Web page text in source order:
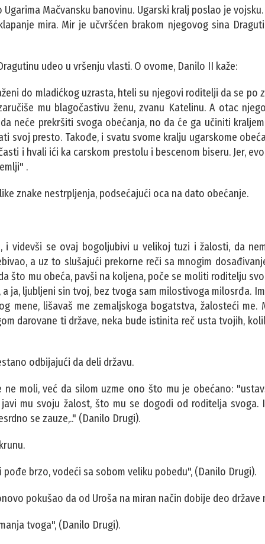
Mačvansku banovinu. Ugarski kralj poslao je
mira. Mir je učvršćen brakom njegovog sina
udeo u vršenju vlasti. O ovome, Danilo II kaže:
do mladićkog uzrasta, hteli su njegovi roditelji da se po
mu blagočastivu ženu, zvanu Katelinu. A otac
neće prekršiti svoga obećanja, no da će ga učiniti
svoj presto. Takođe, i svatu svome kralju ugarskome
i hvali ići ka carskom prestolu i bescenom biseru. Jer,
.
znake nestrpljenja, podsećajući oca na dato obećanje.
se ovaj bogoljubivi u velikoj tuzi i žalosti, da
a uz to slušajući prekorne reči sa mnogim
što mu obeća, pavši na koljena, poče se moliti roditelju
ja, ljubljeni sin tvoj, bez tvoga sam milostivoga milosrđa.
mene, lišavaš me zemaljskoga bogatstva, žalosteći me.
darovane ti države, neka bude istinita reč usta tvojih,
odbijajući da deli državu.
moli, već da silom uzme ono što mu je obećano:
mu svoju žalost, što mu se dogodi od roditelja svoga.
se zauze,.." (Danilo Drugi).
brzo, vodeći sa sobom veliku pobedu", (Danilo Drugi).
pokušao da od Uroša na miran način dobije deo države
tvoga", (Danilo Drugi).